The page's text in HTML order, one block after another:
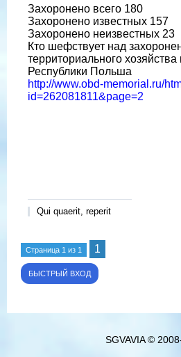
Захоронено всего 180
Захоронено известных 157
Захоронено неизвестных 23
Кто шефствует над
территориального хозяйства
Республики Польша
http://www.obd-memorial.ru/
id=262081811&page=2
Qui quaerit, reperit
Страница 1 из 1 1
SGVAVIA ©